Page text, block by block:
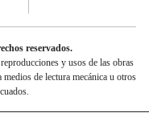
reservados.
y usos de las obras
de lectura mecánica u otros